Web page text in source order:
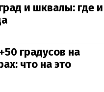
и шквалы: где и
градусов на
что на это